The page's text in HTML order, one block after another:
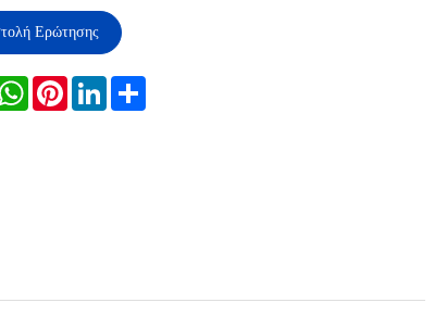
Ερώτησης
WhatsApp
Pinterest
LinkedInShare